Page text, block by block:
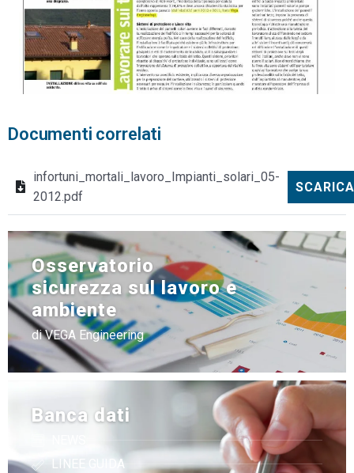
Documenti correlati
infortuni_mortali_lavoro_Impianti_solari_05-
2012.pdf
SCARICA
Banca dati
LINEE GUIDA
Osservatorio
sicurezza sul lavoro e
ambiente
di VEGA Engineering